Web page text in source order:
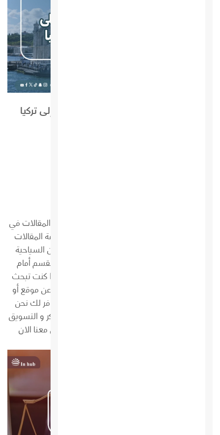
كيف يمكن الحصول على تأشيرة دخول إلى تركيا
نبذة عن القسم العام هذا القسم يضم كافة أنواع المقالات في
مختلف المجالات نتحدث في هذا القسم عن كافة المقالات
التسويقية عن الاقتصاد وعن الأزياء و عن الاماكن السياحية
وعن كافة المنتجات و المجالات فأنت في هذا القسم أمام
مجمع شامل لكل ما تحتاجه في مكان واحد . و إذا كنت تبحث
عن إحدي خدمات التسويق ؟ وتعبت من البحث عن موقع أو
منصة موثقة ؟ فأنت في المكان الصحيح حيث نوفر لك نحن
موقع IN HUB خدمات التسويق الإلكتروني المبتكر و التسويق
بالمحتوي و التسويق بالعمولة لا تتردد وتواصل معنا الان